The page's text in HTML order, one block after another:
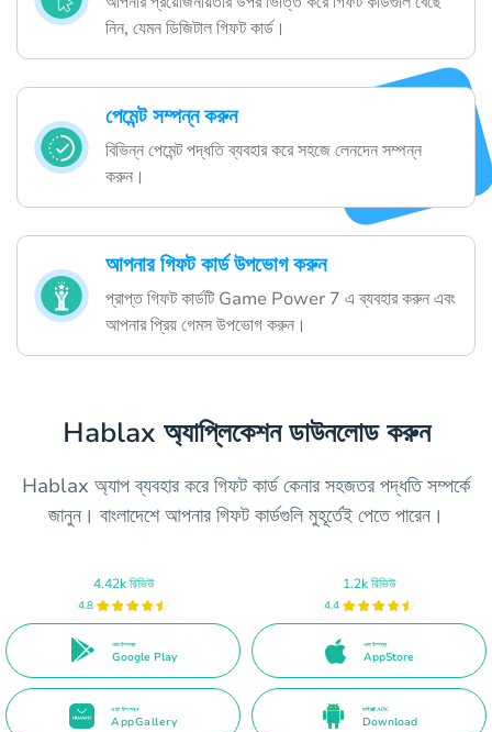
নিন, যেমন ডিজিটাল গিফট কার্ড।
পেমেন্ট সম্পন্ন করুন
বিভিন্ন পেমেন্ট পদ্ধতি ব্যবহার করে সহজে লেনদেন সম্পন্ন
করুন।
আপনার গিফট কার্ড উপভোগ করুন
প্রাপ্ত গিফট কার্ডটি Game Power 7 এ ব্যবহার করুন এবং
আপনার প্রিয় গেমস উপভোগ করুন।
Hablax অ্যাপ্লিকেশন ডাউনলোড করুন
Hablax অ্যাপ ব্যবহার করে গিফট কার্ড কেনার সহজতর পদ্ধতি সম্পর্কে
জানুন। বাংলাদেশে আপনার গিফট কার্ডগুলি মুহূর্তেই পেতে পারেন।
4.42k রিভিউ
4.8
এতে উপলব্ধ
Google Play
1.2k রিভিউ
4.4
এতে উপলব্ধ
AppStore
এতে উপলব্ধ
AppGallery
ডাইরেক্ট APK
Download